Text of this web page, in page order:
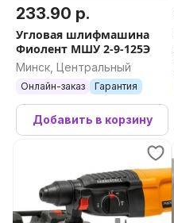
233.90 р.
Угловая шлифмашина
Фиолент МШУ 2-9-125Э
Минск, Центральный
Онлайн-заказ Гарантия
Добавить в корзину